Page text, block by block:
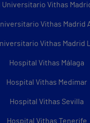
Universitario Vithas
Vithas Madrid
Vithas Madrid
Hospital Vithas Málaga
Hospital Vithas Medimar
Hospital Vithas Sevilla
Hospital Vithas Tenerife